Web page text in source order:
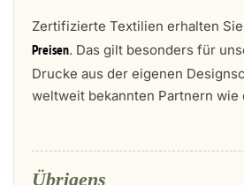
Zertifizierte Textilien erhalten
Preisen. Das gilt besonders für
Drucke aus der eigenen
weltweit bekannten Partnern wie
Übrigens